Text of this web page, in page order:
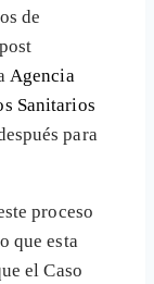
de
Agencia
Sanitarios
para
proceso
que esta
el Caso